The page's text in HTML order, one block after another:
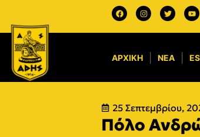
ΑΡΧΙΚΉ ΝΈΑ
25 Σεπτεμβρίου,
Πόλο